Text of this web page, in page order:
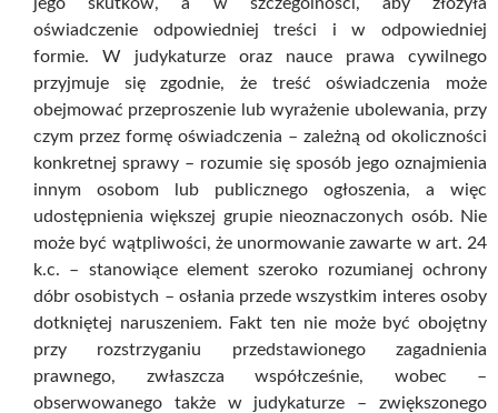
oświadczenie odpowiedniej treści i w odpowiedniej
formie. W judykaturze oraz nauce prawa cywilnego
przyjmuje się zgodnie, że treść oświadczenia może
obejmować przeproszenie lub wyrażenie ubolewania, przy
czym przez formę oświadczenia – zależną od okoliczności
konkretnej sprawy – rozumie się sposób jego oznajmienia
innym osobom lub publicznego ogłoszenia, a więc
udostępnienia większej grupie nieoznaczonych osób. Nie
może być wątpliwości, że unormowanie zawarte w art. 24
k.c. – stanowiące element szeroko rozumianej ochrony
dóbr osobistych – osłania przede wszystkim interes osoby
dotkniętej naruszeniem. Fakt ten nie może być obojętny
przy rozstrzyganiu przedstawionego zagadnienia
prawnego, zwłaszcza współcześnie, wobec –
obserwowanego także w judykaturze – zwiększonego